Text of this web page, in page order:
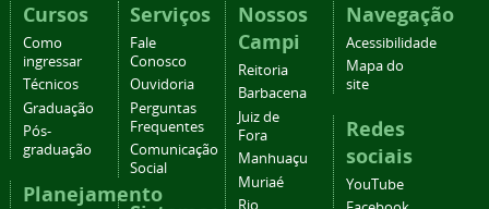
Cursos
Como
ingressar
Técnicos
Graduação
Pós-
graduação
Planejamento
Serviços
Fale
Conosco
Ouvidoria
Perguntas
Frequentes
Comunicação
Social
Nossos
Campi
Reitoria
Barbacena
Juiz de
Fora
Manhuaçu
Muriaé
Navegação
Acessibilidade
Mapa do
site
Redes
sociais
YouTube